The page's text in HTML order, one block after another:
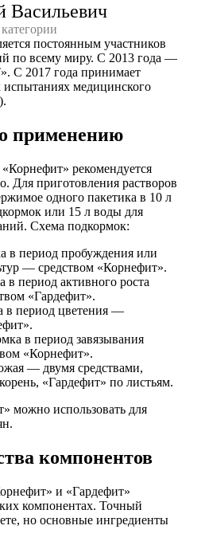
Васильевич
постоянным участников
по всему миру. С 2013 года —
С 2017 года принимает
испытаниях медицинского
применению
рекомендуется
Для приготовления растворов
одного пакетика в 10 л
или 15 л воды для
Схема подкормок:
в период пробуждения или
— средством «Корнефит».
в период активного роста
«Гардефит».
в период цветения —
в период завязывания
«Корнефит».
— двумя средствами,
«Гардефит» по листьям.
можно использовать для
компонентов
и «Гардефит»
компонентах. Точный
но основные ингредиенты